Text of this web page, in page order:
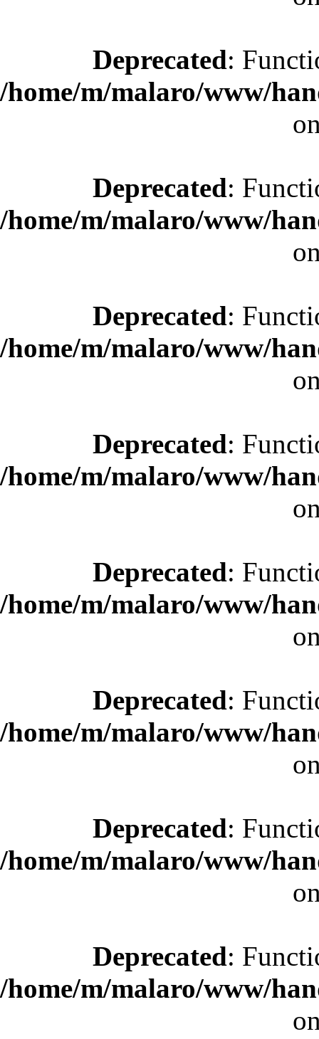
Deprecated:
/home/m/malaro/www/
Deprecated:
/home/m/malaro/www/
Deprecated:
/home/m/malaro/www/
Deprecated:
/home/m/malaro/www/
Deprecated:
/home/m/malaro/www/
Deprecated:
/home/m/malaro/www/
Deprecated:
/home/m/malaro/www/
Deprecated:
/home/m/malaro/www/